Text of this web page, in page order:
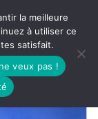
la meilleure
à utiliser ce
satisfait.
veux pas !